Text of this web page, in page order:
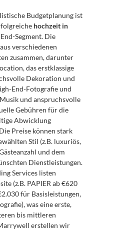
Budgetplanung ist
hochzeit in
Segment. Die
verschiedenen
zusammen, darunter
das erstklassige
Dekoration und
End-Fotografie und
und anspruchsvolle
Gebühren für die
Abwicklung
Preise können stark
Stil (z.B. luxuriös,
und dem
Dienstleistungen.
Services listen
(z.B. PAPIER ab €620
für Basisleistungen,
was eine erste,
bis mittleren
erstellen wir